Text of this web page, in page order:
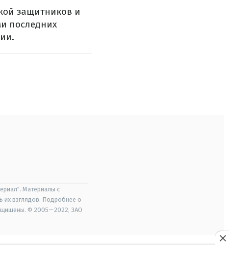
защитников и
последних
Материалы с
их взглядов. Подробнее о
© 2005—2022, ЗАО